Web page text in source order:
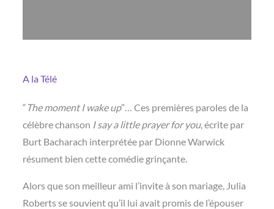
A la Télé
“ The moment I wake up”… Ces premières paroles de la
célèbre chanson I say a little prayer for you, écrite par
Burt Bacharach interprétée par Dionne Warwick
résument bien cette comédie grinçante.
Alors que son meilleur ami l’invite à son mariage, Julia
Roberts se souvient qu’il lui avait promis de l’épouser